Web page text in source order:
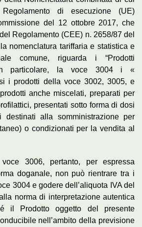
di esecuzione (UE)
del 12 ottobre 2017, che
Regolamento (CEE) n. 2658/87 del
nomenclatura tariffaria e statistica e
comune, riguarda i “Prodotti
particolare, la voce 3004 i «
i prodotti della voce 3002, 3005, e
anche miscelati, preparati per
presentati sotto forma di dosi
destinati alla somministrazione per
) o condizionati per la vendita al
3006, pertanto, per espressa
doganale, non può rientrare tra i
3004 e godere dell’aliquota IVA del
norma di interpretazione autentica
il Prodotto oggetto del presente
nell’ambito della previsione